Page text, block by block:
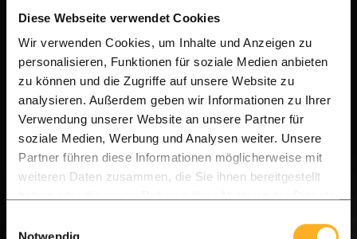
Diese Webseite verwendet Cookies
Wir verwenden Cookies, um Inhalte und Anzeigen zu
personalisieren, Funktionen für soziale Medien anbieten
zu können und die Zugriffe auf unsere Website zu
analysieren. Außerdem geben wir Informationen zu Ihrer
Verwendung unserer Website an unsere Partner für
soziale Medien, Werbung und Analysen weiter. Unsere
Partner führen diese Informationen möglicherweise mit
weiteren Daten zusammen, die Sie ihnen bereitgestellt
Notwendig
Häufig gestellte Fragen (FAQ)
Wie viel Durchsicht bietet ein horizontaler
Sichtschutzzaun?
Unsere Systeme sind auf maximale Privatsphäre
ausgelegt. Durch den geringen Abstand (5mm Fuge),